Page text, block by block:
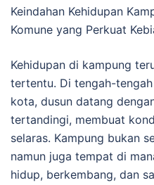
Keindahan Kehidupan
Komune yang Perkuat
Kehidupan di kampung
tertentu. Di tengah-
kota, dusun datang
tertandingi, membuat
selaras. Kampung bukan
namun juga tempat di
hidup, berkembang, dan